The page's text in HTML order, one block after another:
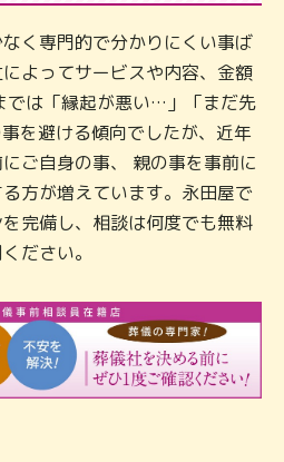
く専門的で分かりにくい事ば
よってサービスや内容、金額
では「縁起が悪い…」「まだ先
を避ける傾向でしたが、近年
ご自身の事、 親の事を事前に
方が増えています。永田屋で
完備し、相談は何度でも無料
ださい。